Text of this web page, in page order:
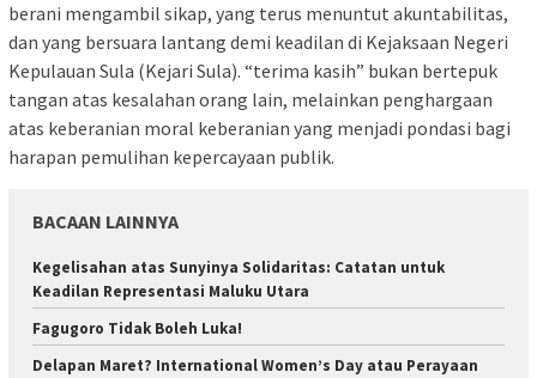
berani mengambil sikap, yang terus menuntut akuntabilitas,
dan yang bersuara lantang demi keadilan di Kejaksaan Negeri
Kepulauan Sula (Kejari Sula). “terima kasih” bukan bertepuk
tangan atas kesalahan orang lain, melainkan penghargaan
atas keberanian moral keberanian yang menjadi pondasi bagi
harapan pemulihan kepercayaan publik.
BACAAN LAINNYA
Kegelisahan atas Sunyinya Solidaritas: Catatan untuk
Keadilan Representasi Maluku Utara
Fagugoro Tidak Boleh Luka!
Delapan Maret? International Women’s Day atau Perayaan